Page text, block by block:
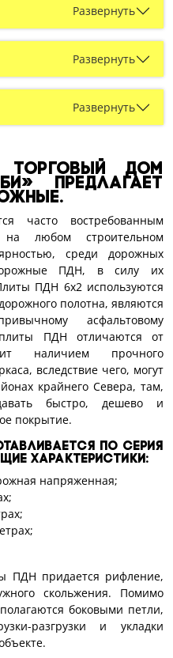
Развернуть
Развернуть
Развернуть
Торговый дом
предлагает
часто востребованным
на любом строительном
среди дорожных
ПДН, в силу их
ПДН 6х2 используются
полотна, являются
асфальтовому
ПДН отличаются от
наличием прочного
вследствие чего, могут
крайнего Севера, там,
быстро, дешево и
покрытие.
по Серия
характеристики:
напряженная;
ПДН придается рифление,
скольжения. Помимо
боковыми петли,
разгрузки и укладки